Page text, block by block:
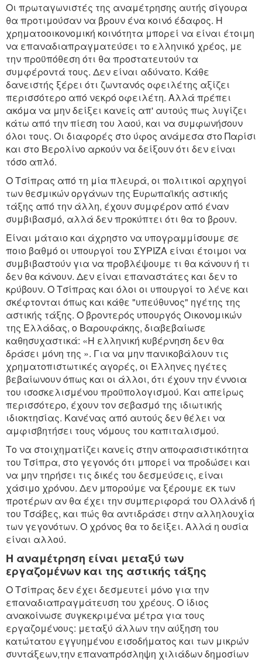
Οι πρωταγωνιστές της αναμέτρησης αυτής σίγουρα
θα προτιμούσαν να βρουν ένα κοινό έδαφος. Η
χρηματοοικονομική κοινότητα μπορεί να είναι έτοιμη
να επαναδιαπραγματεύσει το ελληνικό χρέος, με
την προϋπόθεση ότι θα προστατευτούν τα
συμφέροντά τους. Δεν είναι αδύνατο. Κάθε
δανειστής ξέρει ότι ζωντανός οφειλέτης αξίζει
περισσότερο από νεκρό οφειλέτη. Αλλά πρέπει
ακόμα να μην δείξει κανείς απ' αυτούς πως λυγίζει
κάτω από την πίεση του λαού, και να συμφωνήσουν
όλοι τους. Οι διαφορές στο ύφος ανάμεσα στο Παρίσι
και στο Βερολίνο αρκούν να δείξουν ότι δεν είναι
τόσο απλό.
Ο Τσίπρας από τη μία πλευρά, οι πολιτικοί αρχηγοί
των θεσμικών οργάνων της Ευρωπαϊκής αστικής
τάξης από την άλλη, έχουν συμφέρον από έναν
συμβιβασμό, αλλά δεν προκύπτει ότι θα το βρουν.
Είναι μάταιο και άχρηστο να υπογραμμίσουμε σε
ποιο βαθμό οι υπουργοί του ΣΥΡΙΖΑ είναι έτοιμοι να
συμβιβαστούν για να προβλέψουμε τι θα κάνουν ή τι
δεν θα κάνουν. Δεν είναι επαναστάτες και δεν το
κρύβουν. Ο Τσίπρας και όλοι οι υπουργοί το λένε και
σκέφτονται όπως και κάθε "υπεύθυνος" ηγέτης της
αστικής τάξης. Ο βροντερός υπουργός Οικονομικών
της Ελλάδας, ο Βαρουφάκης, διαβεβαίωσε
καθησυχαστικά: «Η ελληνική κυβέρνηση δεν θα
δράσει μόνη της ». Για να μην πανικοβάλουν τις
χρηματοπιστωτικές αγορές, οι Έλληνες ηγέτες
βεβαίωνουν όπως και οι άλλοι, ότι έχουν την έννοια
του ισοσκελισμένου προϋπολογισμού. Και απείρως
περισσότερο, έχουν τον σεβασμό της ιδιωτικής
ιδιοκτησίας. Κανένας από αυτούς δεν θέλει να
αμφισβητήσει τους νόμους του καπιταλισμού.
Το να στοιχηματίζει κανείς στην αποφασιστικότητα
του Τσίπρα, στο γεγονός ότι μπορεί να προδώσει και
να μην τηρήσει τις δικές του δεσμεύσεις, είναι
χάσιμο χρόνου. Δεν μπορούμε να ξέρουμε εκ των
προτέρων αν θα έχει την συμπεριφορά του Ολλάνδ ή
του Τσάβες, και πώς θα αντιδράσει στην αλληλουχία
των γεγονότων. Ο χρόνος θα το δείξει. Αλλά η ουσία
είναι αλλού.
Η αναμέτρηση είναι μεταξύ των
εργαζομένων και της αστικής τάξης
Ο Τσίπρας δεν έχει δεσμευτεί μόνο για την
επαναδιαπραγμάτευση του χρέους. Ο ίδιος
ανακοίνωσε συγκεκριμένα μέτρα για τους
εργαζομένους: μεταξύ άλλων την αύξηση του
κατώτατου εγγυημένου εισοδήματος και των μικρών
συντάξεων,την επαναπρόσληψη χιλιάδων δημοσίων